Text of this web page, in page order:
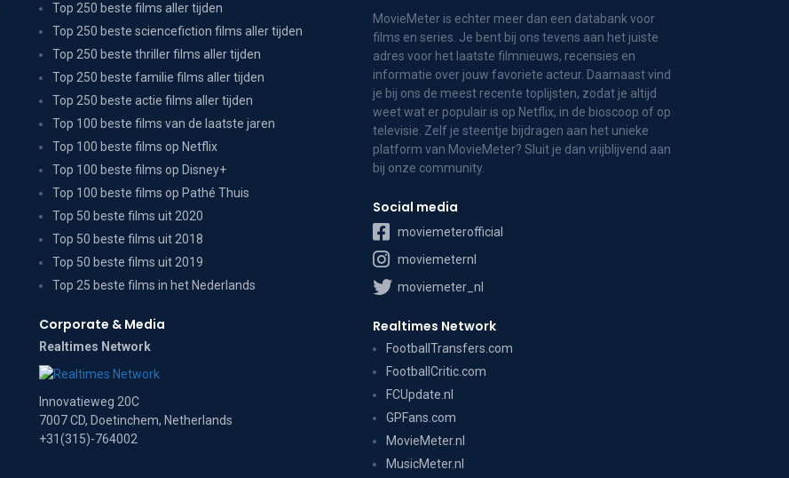
Top 250 beste films aller tijden
Top 250 beste sciencefiction films aller tijden
Top 250 beste thriller films aller tijden
Top 250 beste familie films aller tijden
Top 250 beste actie films aller tijden
Top 100 beste films van de laatste jaren
Top 100 beste films op Netflix
Top 100 beste films op Disney+
Top 100 beste films op Pathé Thuis
Top 50 beste films uit 2020
Top 50 beste films uit 2018
Top 50 beste films uit 2019
Top 25 beste films in het Nederlands
Corporate & Media
Realtimes Network
Innovatieweg 20C
7007 CD, Doetinchem, Netherlands
+31(315)-764002
MovieMeter is echter meer dan een databank voor
films en series. Je bent bij ons tevens aan het juiste
adres voor het laatste filmnieuws, recensies en
informatie over jouw favoriete acteur. Daarnaast vind
je bij ons de meest recente toplijsten, zodat je altijd
weet wat er populair is op Netflix, in de bioscoop of op
televisie. Zelf je steentje bijdragen aan het unieke
platform van MovieMeter? Sluit je dan vrijblijvend aan
bij onze community.
Social media
moviemeterofficial
moviemeternl
moviemeter_nl
Realtimes Network
FootballTransfers.com
FootballCritic.com
FCUpdate.nl
GPFans.com
MovieMeter.nl
MusicMeter.nl